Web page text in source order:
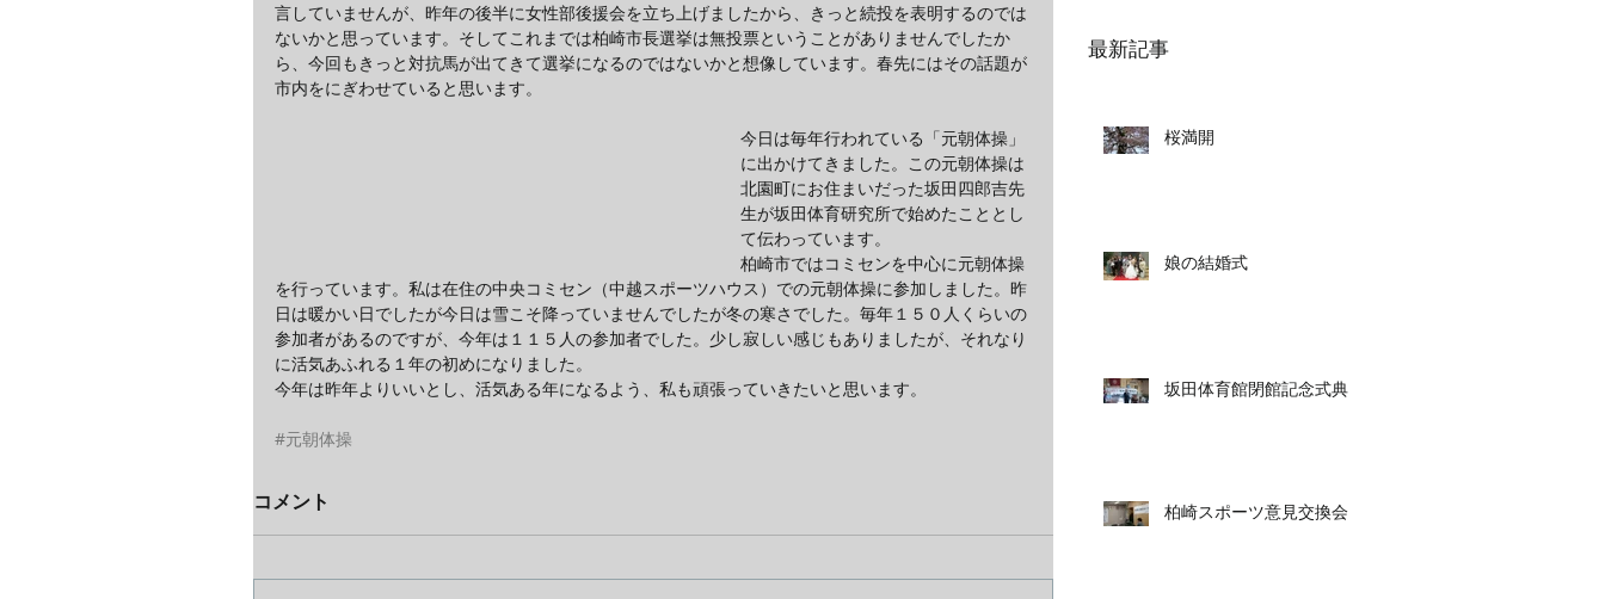
言していませんが、昨年の後半に女性部後援会を立ち上げましたから、きっと続投を表明するのでは
ないかと思っています。そしてこれまでは柏崎市長選挙は無投票ということがありませんでしたか
ら、今回もきっと対抗馬が出てきて選挙になるのではないかと想像しています。春先にはその話題が
市内をにぎわせていると思います。
今日は毎年行われている「元朝体操」
に出かけてきました。この元朝体操は
北園町にお住まいだった坂田四郎吉先
生が坂田体育研究所で始めたこととし
て伝わっています。
柏崎市ではコミセンを中心に元朝体操
を行っています。私は在住の中央コミセン（中越スポーツハウス）での元朝体操に参加しました。昨
日は暖かい日でしたが今日は雪こそ降っていませんでしたが冬の寒さでした。毎年１５０人くらいの
参加者があるのですが、今年は１１５人の参加者でした。少し寂しい感じもありましたが、それなり
に活気あふれる１年の初めになりました。
今年は昨年よりいいとし、活気ある年になるよう、私も頑張っていきたいと思います。
#元朝体操
コメント
最新記事
桜満開
娘の結婚式
坂田体育館閉館記念式典
柏崎スポーツ意見交換会